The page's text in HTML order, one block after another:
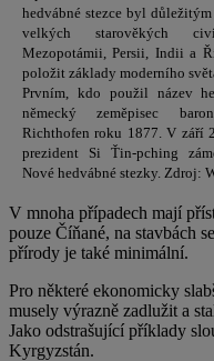
hedvábné stezce byl
velkých starověkých
Mezopotámii, Persii, Indii a
položit základy moderního
Prvním, kdo použil název
německý zeměpisec
Richthofen roku 1877. V září
prezident Si Ťin-pching
Nové hedvábné stezky. Zdroj:
V mnoha případech mají
pouze Číňané, na stavbách
přírody je také minimální.
Pro některé ekonomicky
musely výrazně zadlužit a
Jako odstrašující příklady
Kyrgyzstán.